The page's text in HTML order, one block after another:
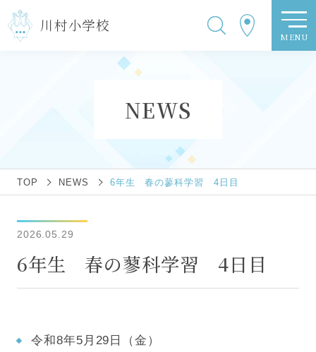
川村小学校
MENU
NEWS
TOP NEWS 6年生 春の蓼科学習 4日目
2026.05.29
6年生 春の蓼科学習 4日目
令和8年5月29日（金）